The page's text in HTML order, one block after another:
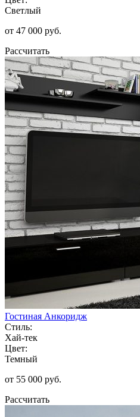
Светлый
от 47 000 руб.
Рассчитать
Гостиная Анкоридж
Стиль:
Хай-тек
Цвет:
Темный
от 55 000 руб.
Рассчитать